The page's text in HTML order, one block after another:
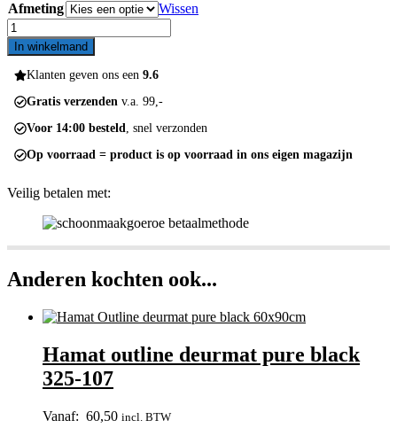
Afmeting
Wissen
Hamat
portal
earth
579
In winkelmand
Klanten geven ons een 9.6
Gratis verzenden v.a. 99,-
Voor 14:00 besteld, snel verzonden
Op voorraad = product is op voorraad in ons eigen magazijn
Veilig betalen met:
Anderen kochten ook...
Hamat outline deurmat pure black
325-107
Vanaf: 60,50 incl. BTW